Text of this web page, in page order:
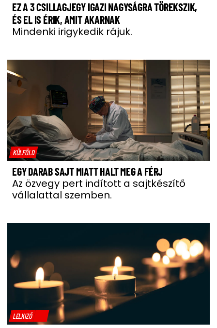
EZ A 3 CSILLAGJEGY IGAZI NAGYSÁGRA TÖREKSZIK,
ÉS EL IS ÉRIK, AMIT AKARNAK
Mindenki irigykedik rájuk.
KÜLFÖLD
EGY DARAB SAJT MIATT HALT MEG A FÉRJ
Az özvegy pert indított a sajtkészítő
vállalattal szemben.
LELKIZŐ